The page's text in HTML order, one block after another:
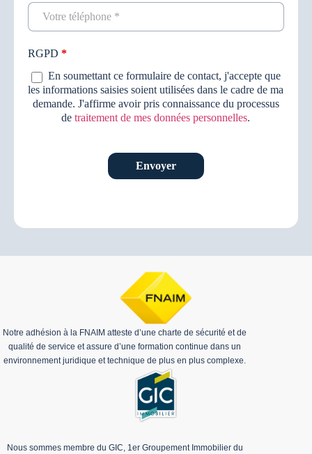
RGPD *
En soumettant ce formulaire de contact, j'accepte que
les informations saisies soient utilisées dans le cadre de ma
demande. J'affirme avoir pris connaissance du processus
detraitement de mes données personnelles.
Envoyer
Notre adhésion à la FNAIM atteste d’une charte de sécurité et de
qualité de service et assure d’une formation continue dans un
environnement juridique et technique de plus en plus complexe.
Nous sommes membre du GIC, 1er Groupement Immobilier du